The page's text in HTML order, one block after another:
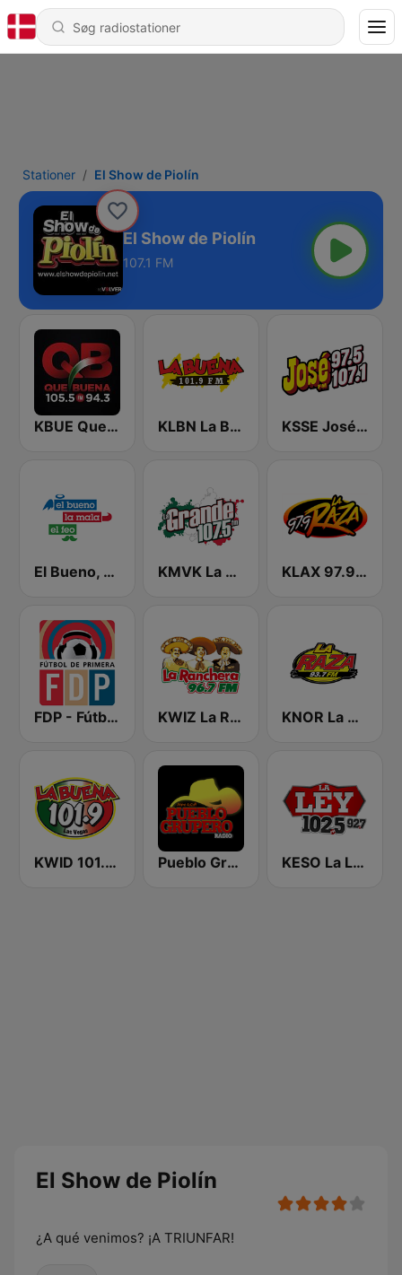
Stationer El Show de Piolín
El Show de Piolín
107.1 FM
KBUE Que Buena 105.5 / 94.3 FM (US Only) KLBN La Buena 101.9 FM KSSE José 97.5 y 107.1
El Bueno, La Mala y El Feo KMVK La Grande 107.5 FM KLAX 97.9 La Raza FM
FDP - Fútbol de Primera KWIZ La Ranchera 96.7 FM (US Only) KNOR La Raza 93.7 (US Only)
KWID 101.9 La Buena Pueblo Grupero Radio KESO La Ley 102.5 and 92.7 FM
El Show de Piolín
¿A qué venimos? ¡A TRIUNFAR!